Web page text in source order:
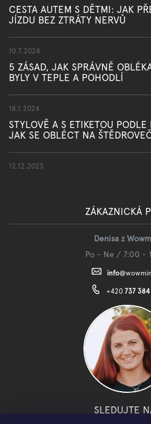
CESTA AUTEM S DĚTMI: JAK
JÍZDU BEZ ZTRÁTY NERVŮ
10.7.2024
5 ZÁSAD, JAK SPRÁVNĚ
BYLY V TEPLE A POHODLÍ
18.1.2024
STYLOVĚ A S ETIKETOU
JAK SE OBLÉCT NA
12.12.2023
ZÁKAZNICKÁ
Denisa z
Po - Ne / 7:00 -
info@
+420 737
SLEDUJTE